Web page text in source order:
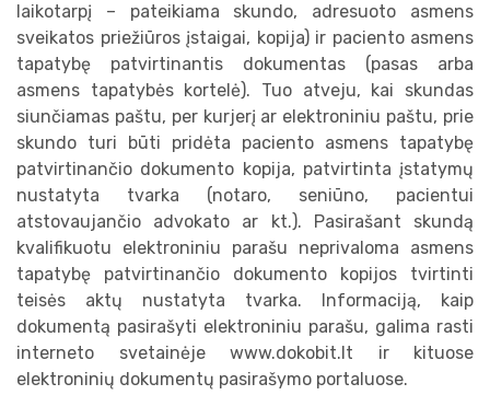
laikotarpį – pateikiama skundo, adresuoto asmens
sveikatos priežiūros įstaigai, kopija) ir paciento asmens
tapatybę patvirtinantis dokumentas (pasas arba
asmens tapatybės kortelė). Tuo atveju, kai skundas
siunčiamas paštu, per kurjerį ar elektroniniu paštu, prie
skundo turi būti pridėta paciento asmens tapatybę
patvirtinančio dokumento kopija, patvirtinta įstatymų
nustatyta tvarka (notaro, seniūno, pacientui
atstovaujančio advokato ar kt.). Pasirašant skundą
kvalifikuotu elektroniniu parašu neprivaloma asmens
tapatybę patvirtinančio dokumento kopijos tvirtinti
teisės aktų nustatyta tvarka. Informaciją, kaip
dokumentą pasirašyti elektroniniu parašu, galima rasti
interneto svetainėje www.dokobit.lt ir kituose
elektroninių dokumentų pasirašymo portaluose.